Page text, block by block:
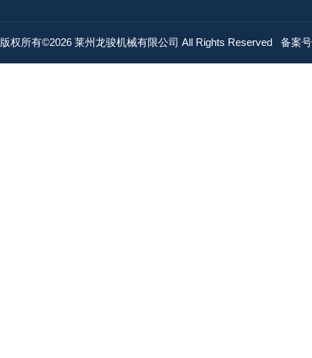
版权所有©2026 莱州龙骏机械有限公司 All Rights Reserved 备案